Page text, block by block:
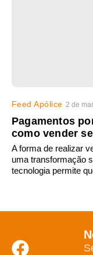
Feed Apólice 2 de
Pagamentos
como vender
A forma de realizar
uma transformação
tecnologia permite